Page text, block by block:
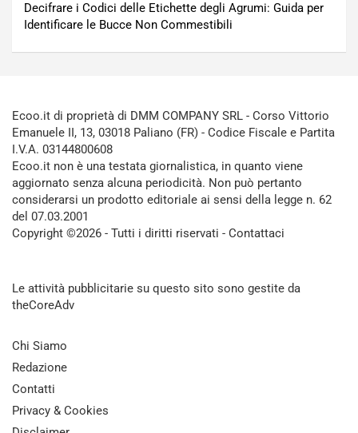
Decifrare i Codici delle Etichette degli Agrumi: Guida per
Identificare le Bucce Non Commestibili
Ecoo.it di proprietà di DMM COMPANY SRL - Corso Vittorio
Emanuele II, 13, 03018 Paliano (FR) - Codice Fiscale e Partita
I.V.A. 03144800608
Ecoo.it non è una testata giornalistica, in quanto viene
aggiornato senza alcuna periodicità. Non può pertanto
considerarsi un prodotto editoriale ai sensi della legge n. 62
del 07.03.2001
Copyright ©2026 - Tutti i diritti riservati - Contattaci
Le attività pubblicitarie su questo sito sono gestite da
theCoreAdv
Chi Siamo
Redazione
Contatti
Privacy & Cookies